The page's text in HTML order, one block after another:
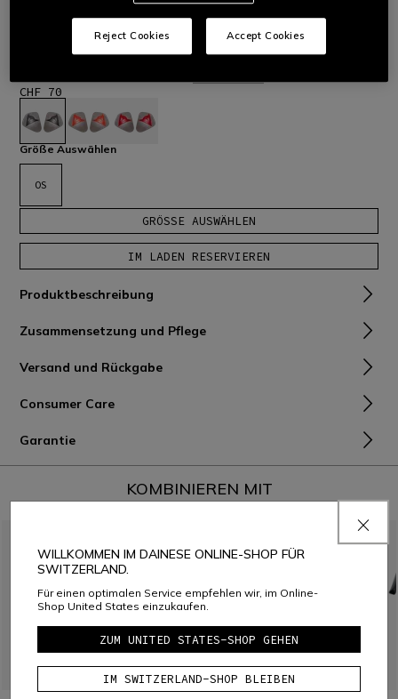
MOTORRAD MOTORRADPROTEKTOREN
SCHULTERPROTEKTOR
KIT SHOULDER SPORT ALUM.
CHF 70
ausgewählt
Größe Auswählen
OS
GRÖSSE AUSWÄHLEN
IM LADEN RESERVIEREN
Produktbeschreibung
Zusammensetzung und Pflege
Versand und Rückgabe
Consumer Care
Garantie
KOMBINIEREN MIT
WILLKOMMEN IM DAINESE ONLINE-SHOP FÜR
SWITZERLAND.
Für einen optimalen Service empfehlen wir, im Online-
Shop United States einzukaufen.
ZUM UNITED STATES-SHOP GEHEN
IM SWITZERLAND-SHOP BLEIBEN
Reject Cookies Accept Cookies